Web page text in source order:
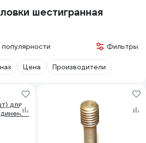
шестигранная
Фильтры
Цена Производители